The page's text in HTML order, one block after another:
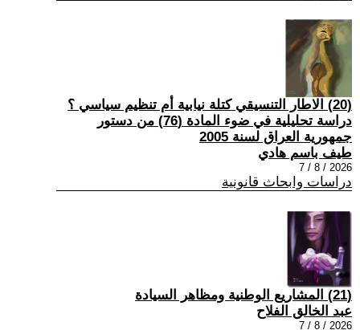
(20) الاطار التنسيقي كتلة نيابية أم تنظيم سياسي ؟
دراسة تحليلية في ضوء المادة (76) من دستور
جمهورية العراق لسنة 2005
طيف باسم هادي
2026 / 8 / 7
دراسات وابحاث قانونية
(21) المشاريع الوطنية ومظاهر السيادة
عبد الخالق الفلاح
2026 / 8 / 7